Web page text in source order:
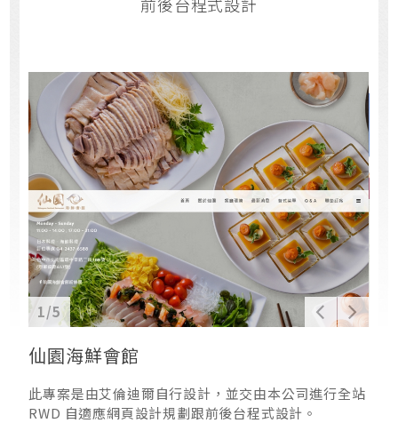
1/5
仙園海鮮會館
此專案是由艾倫迪爾自行設計，並交由本公司進行全站
RWD 自適應網頁設計規劃跟前後台程式設計。